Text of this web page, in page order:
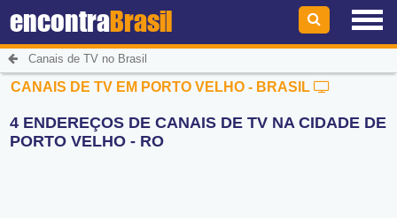
encontraBrasil
Canais de TV no Brasil
CANAIS DE TV EM PORTO VELHO - BRASIL
4 ENDEREÇOS DE CANAIS DE TV NA CIDADE DE
PORTO VELHO - RO